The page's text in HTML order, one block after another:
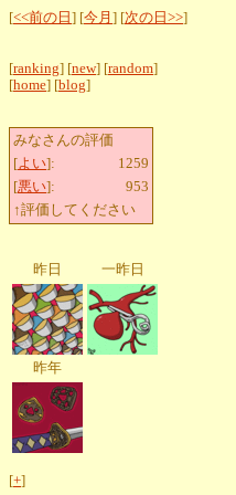
[<<前の日 ] [今月 ] [次の日>>]
[ranking] [new] [random]
[home] [blog]
みなさんの評価
[よい]:
1259
[悪い]:
953
↑評価してください
昨日 一昨日
昨年
[+]